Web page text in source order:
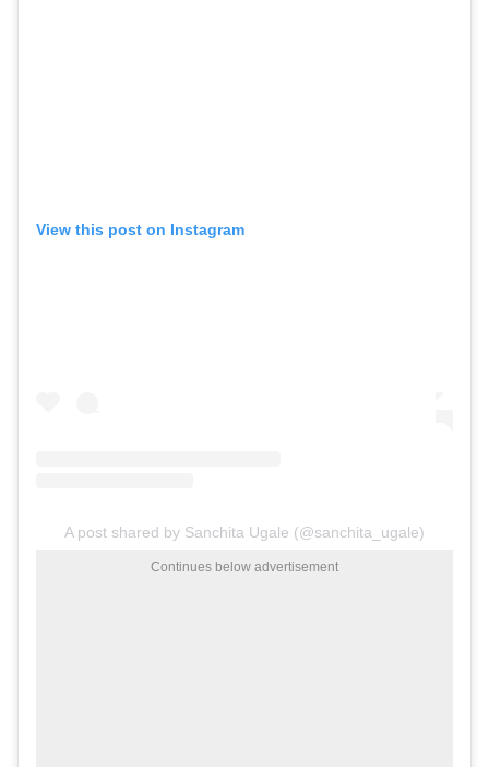
View this post on Instagram
A post shared by Sanchita Ugale (@sanchita_ugale)
Continues below advertisement